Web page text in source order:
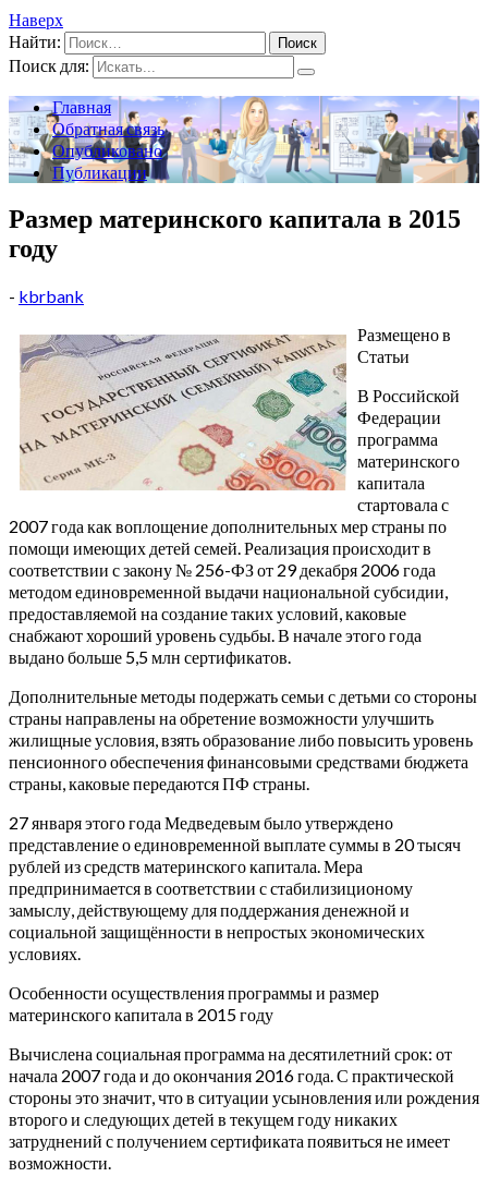
Наверх
Найти:
Поиск для:
Главная
Обратная связь
Опубликовано
Публикации
Размер материнского капитала в 2015
году
- kbrbank
Размещено в
Статьи
В Российской
Федерации
программа
материнского
капитала
стартовала с
2007 года как воплощение дополнительных мер страны по
помощи имеющих детей семей. Реализация происходит в
соответствии с закону № 256-ФЗ от 29 декабря 2006 года
методом единовременной выдачи национальной субсидии,
предоставляемой на создание таких условий, каковые
снабжают хороший уровень судьбы. В начале этого года
выдано больше 5,5 млн сертификатов.
Дополнительные методы подержать семьи с детьми со стороны
страны направлены на обретение возможности улучшить
жилищные условия, взять образование либо повысить уровень
пенсионного обеспечения финансовыми средствами бюджета
страны, каковые передаются ПФ страны.
27 января этого года Медведевым было утверждено
представление о единовременной выплате суммы в 20 тысяч
рублей из средств материнского капитала. Мера
предпринимается в соответствии с стабилизиционому
замыслу, действующему для поддержания денежной и
социальной защищённости в непростых экономических
условиях.
Особенности осуществления программы и размер
материнского капитала в 2015 году
Вычислена социальная программа на десятилетний срок: от
начала 2007 года и до окончания 2016 года.С практической
стороны это значит, что в ситуации усыновления или рождения
второго и следующих детей в текущем году никаких
затруднений с получением сертификата появиться не имеет
возможности.